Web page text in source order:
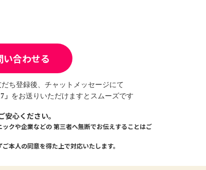
い合わせる
ち登録後、チャットメッセージにて
をお送りいただけますとスムーズです
心ください。
クや企業などの第三者へ無断でお伝えすることはご
本人の同意を得た上で対応いたします。